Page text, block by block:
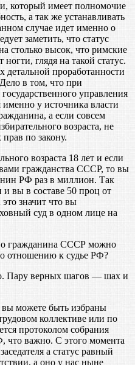
который имеет полномочие
а так же устанавливать
случае идет именно о
заметить, что статус
столько высок, что римские
глядя на такой статус.
детальной проработанности
в том, что при
управления
у источника власти
а если совсем
возраста, не
по закону.
возраста 18 лет и если
вами гражданства СССР, то вы
РФ раз в миллион. Так
вы в составе 50 проц от
значит что вы
суд в одном лице на
гражданина СССР можно
отношению к судье РФ?
Пару верных шагов — шах и
можете быть избраны
коллективе или по
протоколом собрания
что важно. С этого момента
а статус равный
а оно у нас ныне